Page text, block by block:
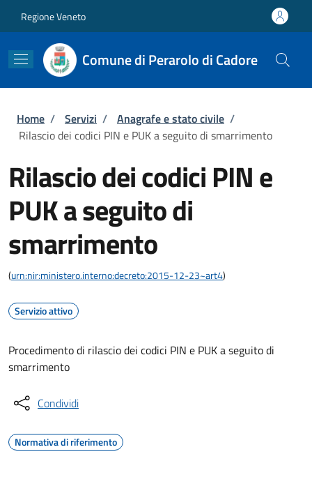
Regione Veneto
Comune di Perarolo di Cadore
Briciole di pane
Home / Servizi / Anagrafe e stato civile /
Rilascio dei codici PIN e PUK a seguito di smarrimento
Rilascio dei codici PIN e
PUK a seguito di
smarrimento
(urn:nir:ministero.interno:decreto:2015-12-23~art4)
Servizio attivo
Procedimento di rilascio dei codici PIN e PUK a seguito di
smarrimento
Condividi
Normativa di riferimento